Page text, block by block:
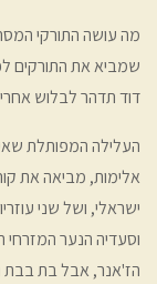
מה עושה התורקי
שמביא את התורקים
דוד תדהר לבלוש
העלילה המפותלת
אלימות, מביאה את
ישראלי, ושל שני
וסעדיה הנער המזרחי
הז'אנר, אבל בת בבת